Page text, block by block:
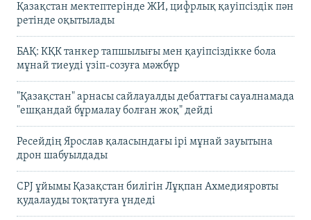
Қазақстан мектептерінде ЖИ, цифрлық қауіпсіздік пән
ретінде оқытылады
БАҚ: КҚК танкер тапшылығы мен қауіпсіздікке бола
мұнай тиеуді үзіп-созуға мәжбүр
"Қазақстан" арнасы сайлауалды дебаттағы сауалнамада
"ешқандай бұрмалау болған жоқ" дейді
Ресейдің Ярослав қаласындағы ірі мұнай зауытына
дрон шабуылдады
CPJ ұйымы Қазақстан билігін Лұқпан Ахмедияровты
қудалауды тоқтатуға үндеді